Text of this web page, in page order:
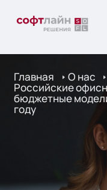
Главная О нас
Российские
бюджетные
году